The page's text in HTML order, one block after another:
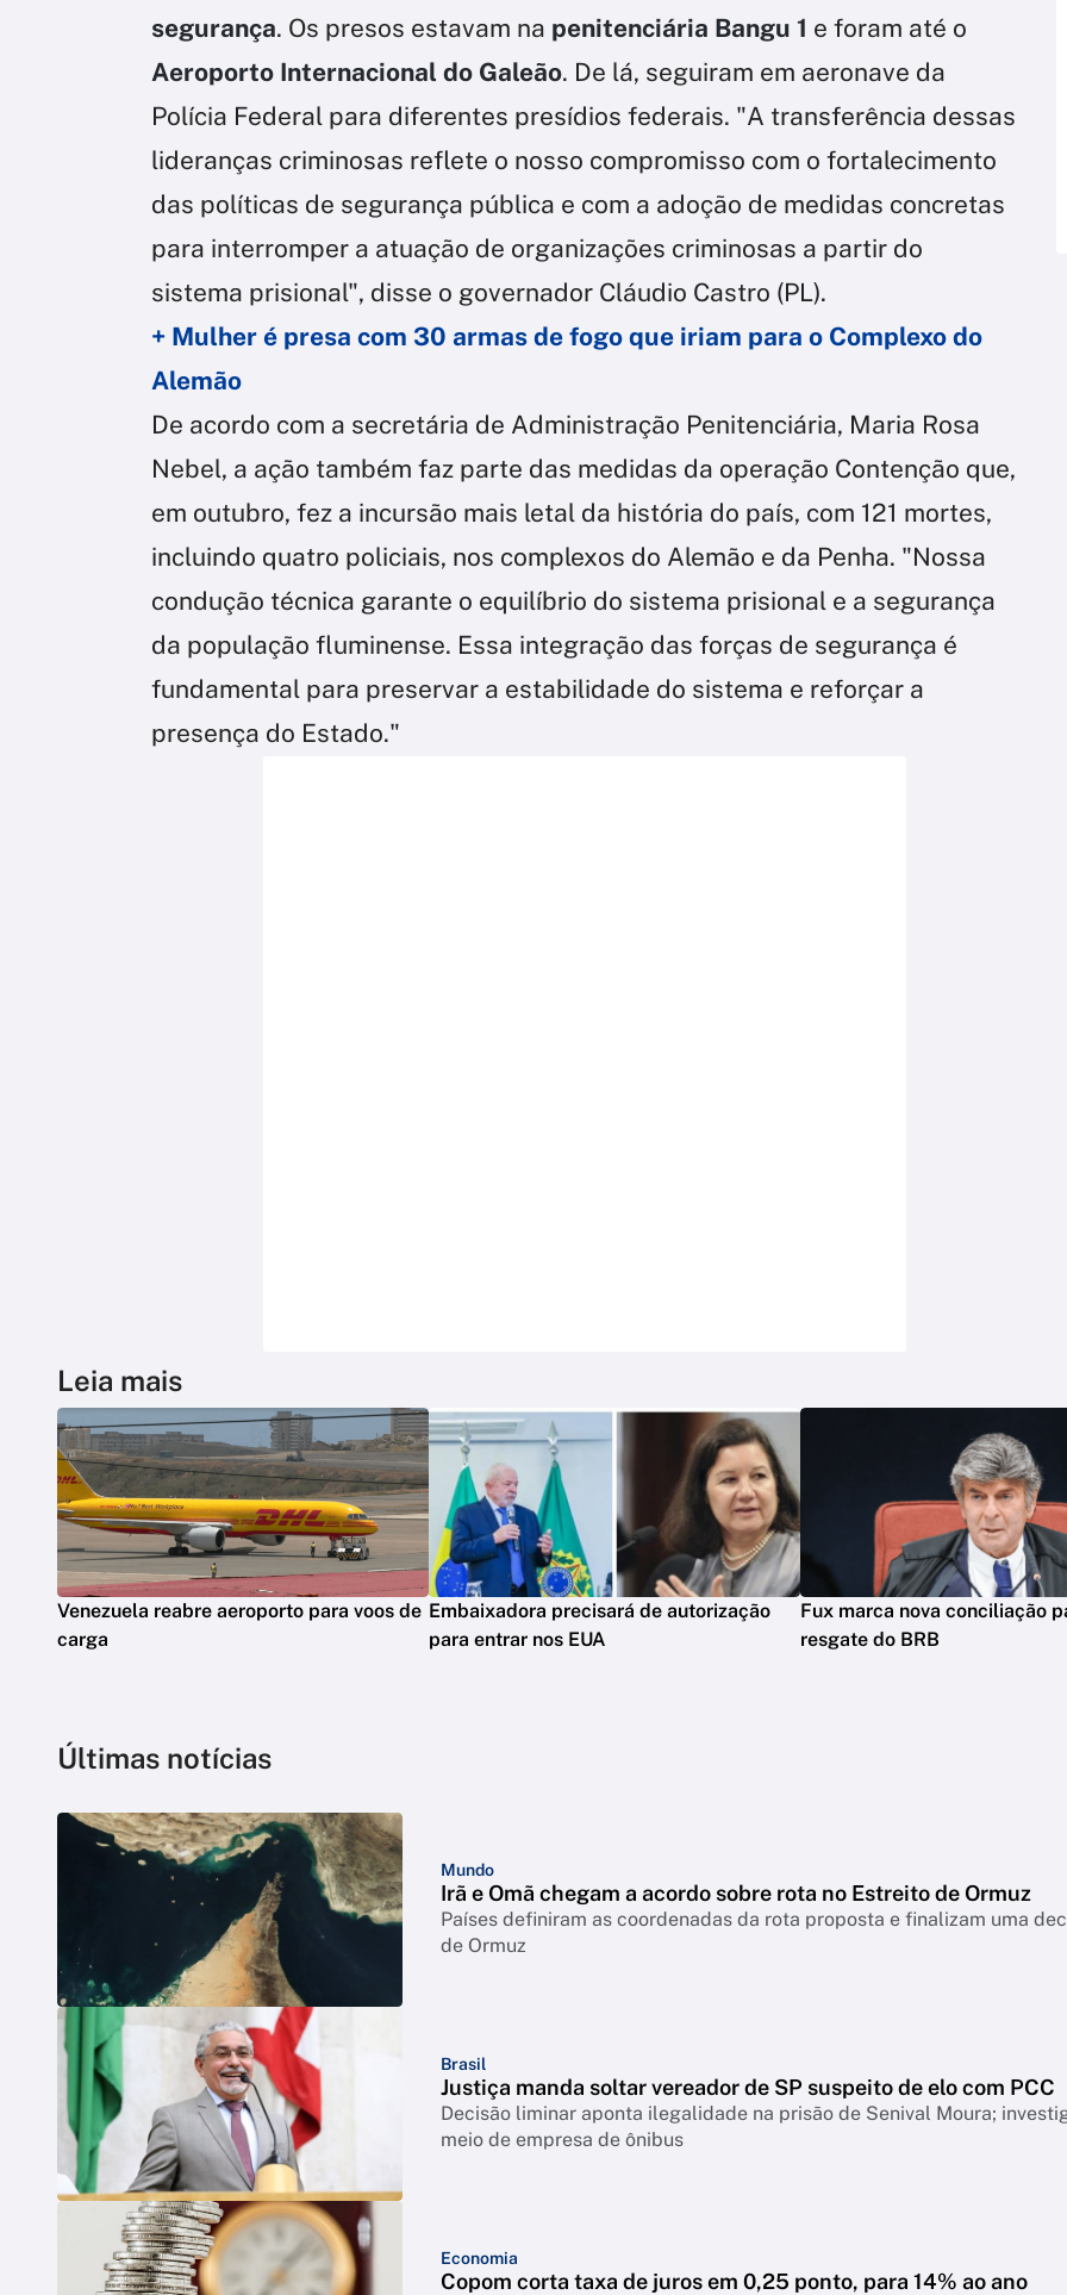
segurança. Os presos estavam na penitenciária Bangu 1 e foram até o
Aeroporto Internacional do Galeão. De lá, seguiram em aeronave da
Polícia Federal para diferentes presídios federais. "A transferência dessas
lideranças criminosas reflete o nosso compromisso com o fortalecimento
das políticas de segurança pública e com a adoção de medidas concretas
para interromper a atuação de organizações criminosas a partir do
sistema prisional", disse o governador Cláudio Castro (PL).
+ Mulher é presa com 30 armas de fogo que iriam para o Complexo do
Alemão
De acordo com a secretária de Administração Penitenciária, Maria Rosa
Nebel, a ação também faz parte das medidas da operação Contenção que,
em outubro, fez a incursão mais letal da história do país, com 121 mortes,
incluindo quatro policiais, nos complexos do Alemão e da Penha. "Nossa
condução técnica garante o equilíbrio do sistema prisional e a segurança
da população fluminense. Essa integração das forças de segurança é
fundamental para preservar a estabilidade do sistema e reforçar a
presença do Estado."
Leia mais
Venezuela reabre aeroporto para voos de
carga
Embaixadora precisará de autorização
para entrar nos EUA
Fux marca nova conciliação
resgate do BRB
Últimas notícias
Mundo
Irã e Omã chegam a acordo sobre rota no Estreito de Ormuz
Países definiram as coordenadas da rota proposta e finalizam uma
de Ormuz
Brasil
Justiça manda soltar vereador de SP suspeito de elo com PCC
Decisão liminar aponta ilegalidade na prisão de Senival Moura;
meio de empresa de ônibus
Economia
Copom corta taxa de juros em 0,25 ponto, para 14% ao ano